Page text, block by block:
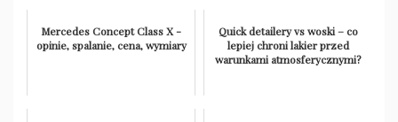
Mercedes Concept Class X -
opinie, spalanie, cena, wymiary
Quick detailery vs woski – co
lepiej chroni lakier przed
warunkami atmosferycznymi?